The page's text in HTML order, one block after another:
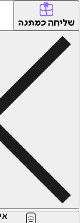
שליחה כמתנה